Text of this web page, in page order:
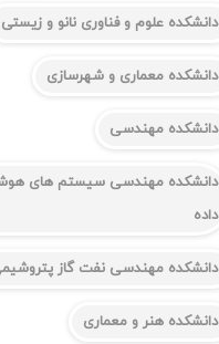
دانشکده علوم و فناوری نانو و زیستی
دانشکده معماری و شهرسازی
دانشکده مهندسی
دانشکده مهندسی سیستم های
داده
دانشکده مهندسی نفت گاز
دانشکده هنر و معماری